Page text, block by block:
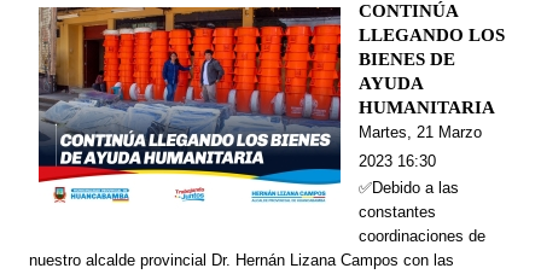
CONTINÚA
LLEGANDO LOS
BIENES DE
AYUDA
HUMANITARIA
Martes, 21 Marzo
2023 16:30
✅Debido a las
constantes
coordinaciones de
nuestro alcalde provincial Dr. Hernán Lizana Campos con las